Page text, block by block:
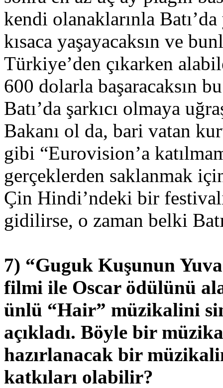
kendi olanaklarınla
kısaca yaşayacaksın ve
Türkiye’den çıkarken
600 dolarla başaracaksın
Batı’da şarkıcı olmaya
Bakanı ol da, bari vatan
gibi “Eurovision’a
gerçeklerden saklanmak
Çin Hindi’ndeki bir
gidilirse, o zaman belki
7) “Guguk Kuşunun
filmi ile Oscar ödülünü
ünlü “Hair” müzikalini
açıkladı. Böyle bir
hazırlanacak bir
katkıları olabilir?